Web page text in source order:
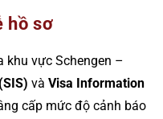
hồ sơ
khu vực Schengen –
và Visa Information
cấp mức độ cảnh báo